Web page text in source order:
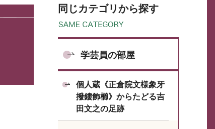
同じカテゴリから探す
学芸員の部屋
個人蔵《正倉院文様象牙
撥鏤飾櫛》からたどる吉
田文之の足跡